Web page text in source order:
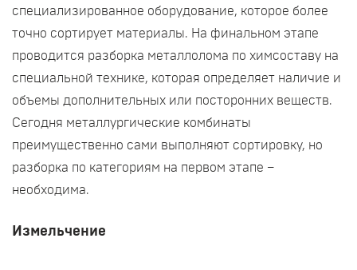
специализированное оборудование, которое более
точно сортирует материалы. На финальном этапе
проводится разборка металлолома по химсоставу на
специальной технике, которая определяет наличие и
объемы дополнительных или посторонних веществ.
Сегодня металлургические комбинаты
преимущественно сами выполняют сортировку, но
разборка по категориям на первом этапе –
необходима.
Измельчение